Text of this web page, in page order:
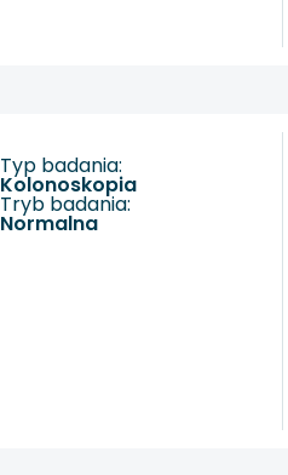
Typ badania:
kolonoskopia
Tryb badania:
Normalna